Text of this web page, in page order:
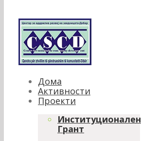
Дома
Активности
Проекти
Институционален
Грант